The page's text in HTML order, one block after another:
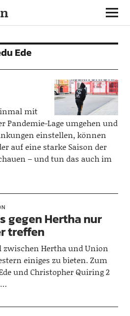
Ede
mit
Pandemie-Lage umgehen und
einstellen, können
auf eine starke Saison der
– und tun das auch im
gegen Hertha nur
treffen
zwischen Hertha und Union
einiges zu bieten. Zum
und Christopher Quiring 2